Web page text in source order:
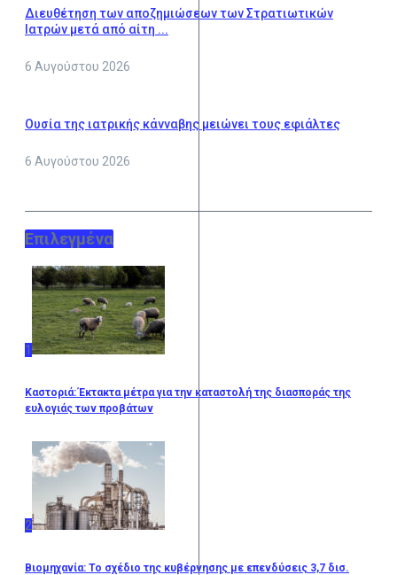
Διευθέτηση των αποζημιώσεων των Στρατιωτικών
Ιατρών μετά από αίτη ...
6 Αυγούστου 2026
Ουσία της ιατρικής κάνναβης μειώνει τους εφιάλτες
6 Αυγούστου 2026
Επιλεγμένα
1
Καστοριά: Έκτακτα μέτρα για την καταστολή της διασποράς της
ευλογιάς των προβάτων
2
Βιομηχανία: Το σχέδιο της κυβέρνησης με επενδύσεις 3,7 δισ.